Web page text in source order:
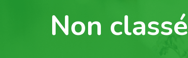
Non classé